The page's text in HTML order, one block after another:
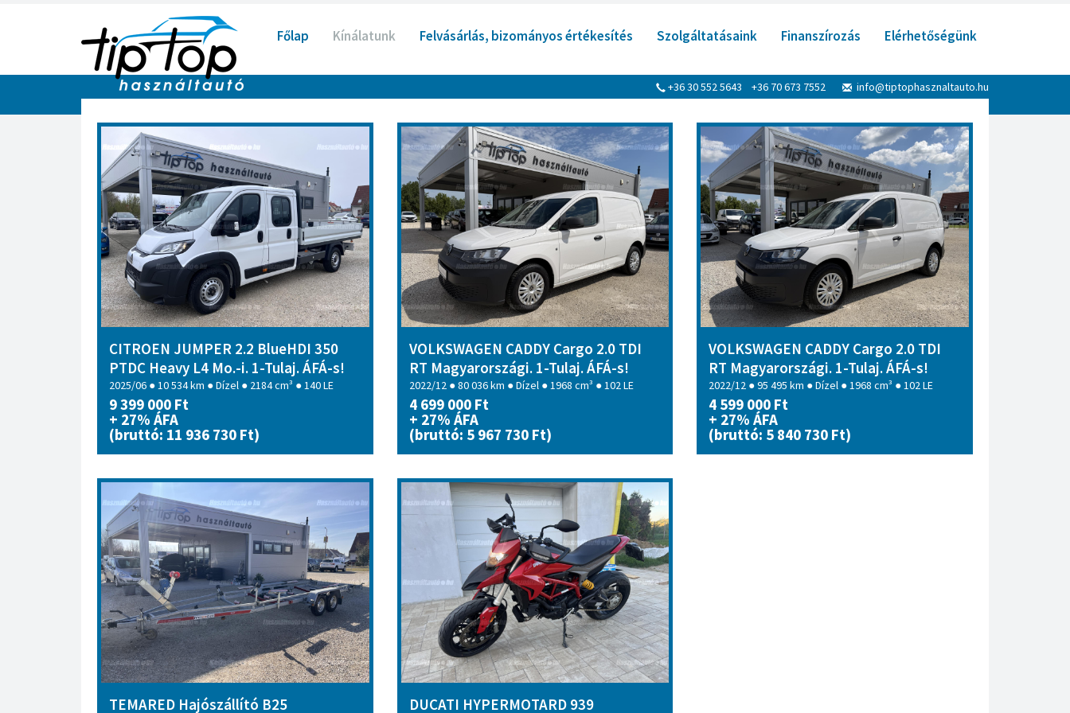
Főlap Kínálatunk Felvásárlás, bizományos értékesítés Szolgáltatásaink Finanszírozás Elérhetőségünk
+36 30 552 5643 +36 70 673 7552 info@tiptophasznaltauto.hu
CITROEN JUMPER 2.2 BlueHDI 350
PTDC Heavy L4 Mo.-i. 1-Tulaj. ÁFÁ-s!
2025/06 ● 10 534 km ● Dízel ● 2184 cm³ ● 140 LE
9 399 000 Ft
+ 27% ÁFA
(bruttó: 11 936 730 Ft)
VOLKSWAGEN CADDY Cargo 2.0 TDI
RT Magyarországi. 1-Tulaj. ÁFÁ-s!
2022/12 ● 80 036 km ● Dízel ● 1968 cm³ ● 102 LE
4 699 000 Ft
+ 27% ÁFA
(bruttó: 5 967 730 Ft)
VOLKSWAGEN CADDY Cargo 2.0 TDI
RT Magyarországi. 1-Tulaj. ÁFÁ-s!
2022/12 ● 95 495 km ● Dízel ● 1968 cm³ ● 102 LE
4 599 000 Ft
+ 27% ÁFA
(bruttó: 5 840 730 Ft)
TEMARED Hajószállító B25 DUCATI HYPERMOTARD 939